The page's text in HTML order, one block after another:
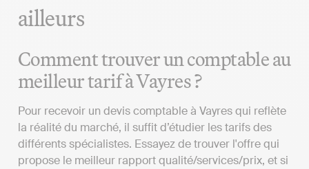
ailleurs
Comment trouver un comptable au
meilleur tarif à Vayres ?
Pour recevoir un devis comptable à Vayres qui reflète
la réalité du marché, il suffit d’étudier les tarifs des
différents spécialistes. Essayez de trouver l'offre qui
propose le meilleur rapport qualité/services/prix, et si